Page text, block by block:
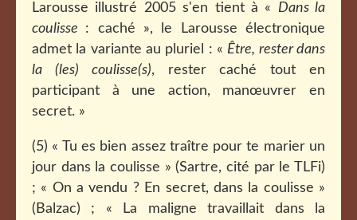
Larousse illustré 2005 s'en tient à « Dans la
coulisse : caché », le Larousse électronique
admet la variante au pluriel : « Être, rester dans
la (les) coulisse(s), rester caché tout en
participant à une action, manœuvrer en
secret. »
(5) « Tu es bien assez traître pour te marier un
jour dans la coulisse » (Sartre, cité par le TLFi)
; « On a vendu ? En secret, dans la coulisse »
(Balzac) ; « La maligne travaillait dans la